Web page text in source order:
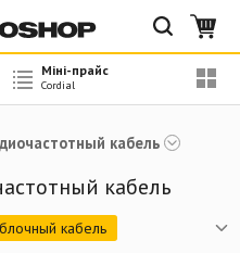
кабель
кабель
кабель
Міні-прайс